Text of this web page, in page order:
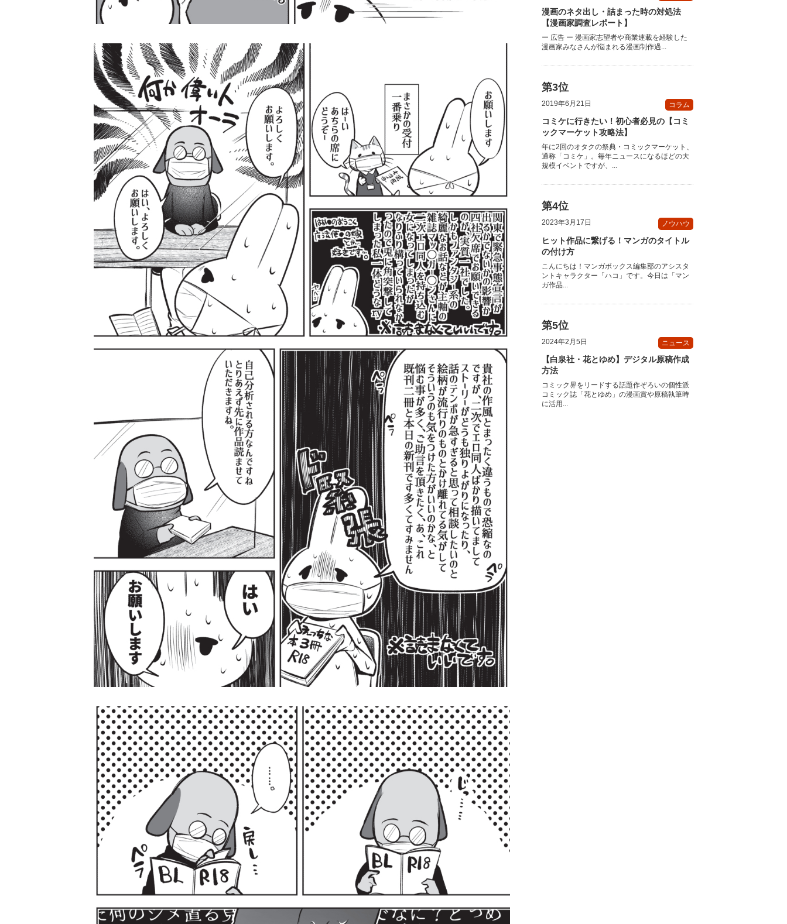
漫画のネタ出し・詰まった時の対処法
【漫画家調査レポート】
ー 広告 ー 漫画家志望者や商業連載を経験した
漫画家みなさんが悩まれる漫画制作過...
2019年6月21日 コラム
コミケに行きたい！初心者必見の【コミ
ックマーケット攻略法】
年に2回のオタクの祭典・コミックマーケット、
通称「コミケ」。毎年ニュースになるほどの大
規模イベントですが、...
2023年3月17日 ノウハウ
ヒット作品に繋げる！マンガのタイトル
の付け方
こんにちは！マンガボックス編集部のアシスタ
ントキャラクター「ハコ」です。今日は「マン
ガ作品...
2024年2月5日 ニュース
【白泉社・花とゆめ】デジタル原稿作成
方法
コミック界をリードする話題作ぞろいの個性派
コミック誌「花とゆめ」の漫画賞や原稿執筆時
に活用...